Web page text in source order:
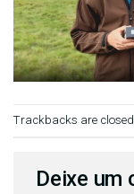
Trackbacks are
Deixe um